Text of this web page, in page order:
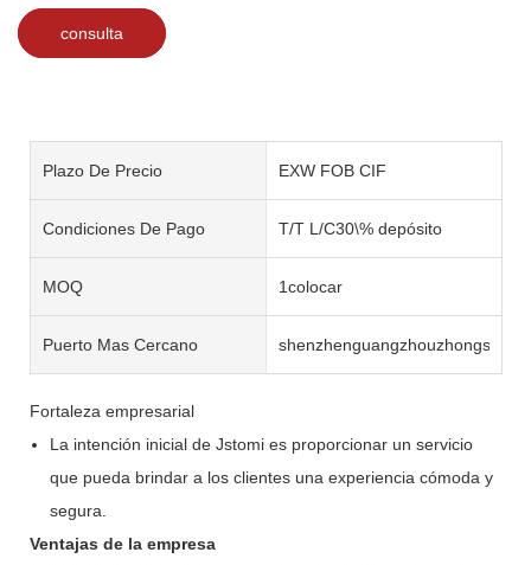
consulta
Plazo De Precio EXW FOB CIF
Condiciones De Pago T/T L/C30\% depósito
MOQ 1colocar
Puerto Mas Cercano shenzhenguangzhouzhongshan
Fortaleza empresarial
La intención inicial de Jstomi es proporcionar un servicio
que pueda brindar a los clientes una experiencia cómoda y
segura.
Ventajas de la empresa